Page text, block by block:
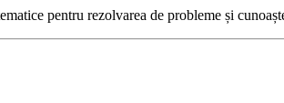
pentru rezolvarea de probleme și